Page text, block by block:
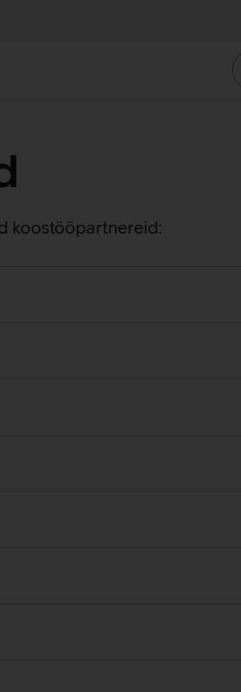
koostööpartnereid: